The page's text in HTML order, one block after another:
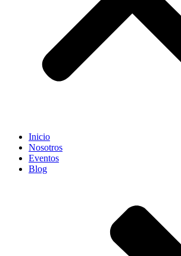
Inicio
Nosotros
Eventos
Blog